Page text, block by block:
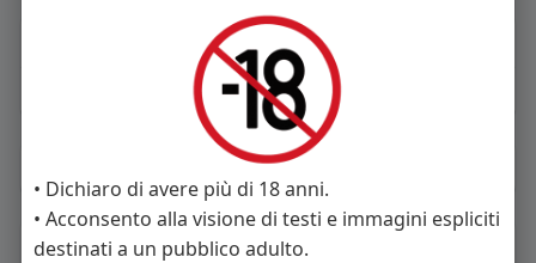
donne
Seguiti(9)
• Dichiaro di avere più di 18 anni.
• Acconsento alla visione di testi e immagini espliciti
destinati a un pubblico adulto.